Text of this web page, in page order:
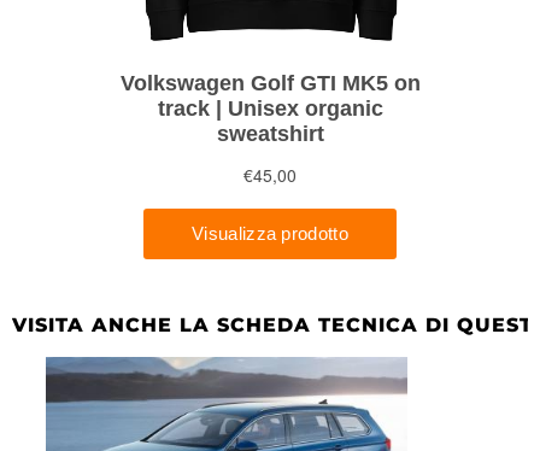
VISITA ANCHE LA SCHEDA TECNICA DI